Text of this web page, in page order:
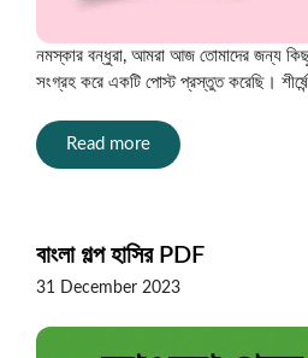
নমস্কার বন্ধুরা, আমরা আজ তোমাদের জন্য কিছু
সংগ্রহ করে একটি পোস্ট প্রস্তুত করেছি।
Read more
বাংলা গল্প হাসির PDF
31 December 2023